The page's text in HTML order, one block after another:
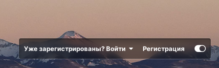
Уже зарегистрированы? Войти Регистрация